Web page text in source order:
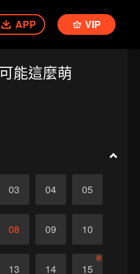
APP VIP
能這麼萌
03 04 05
08 09 10
13 14 15
終